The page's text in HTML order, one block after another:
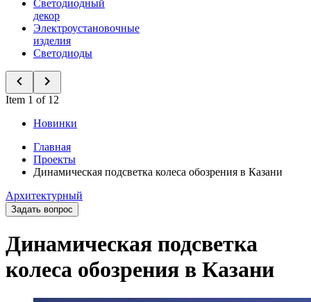
Светодиодный
декор
Электроустановочные
изделия
Светодиоды
Item 1 of 12
Новинки
Главная
Проекты
Динамическая подсветка колеса обозрения в Казани
Архитектурный
Задать вопрос
Динамическая подсветка
колеса обозрения в Казани